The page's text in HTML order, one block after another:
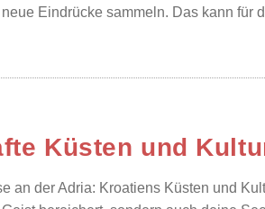
Eindrücke sammeln. Das kann für
Küsten und
an der Adria: Kroatiens Küsten und